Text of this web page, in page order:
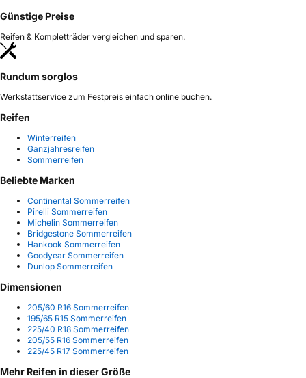
Günstige Preise
Reifen & Kompletträder vergleichen und sparen.
Rundum sorglos
Werkstattservice zum Festpreis einfach online buchen.
Reifen
Winterreifen
Ganzjahresreifen
Sommerreifen
Beliebte Marken
Continental Sommerreifen
Pirelli Sommerreifen
Michelin Sommerreifen
Bridgestone Sommerreifen
Hankook Sommerreifen
Goodyear Sommerreifen
Dunlop Sommerreifen
Dimensionen
205/60 R16 Sommerreifen
195/65 R15 Sommerreifen
225/40 R18 Sommerreifen
205/55 R16 Sommerreifen
225/45 R17 Sommerreifen
Mehr Reifen in dieser Größe